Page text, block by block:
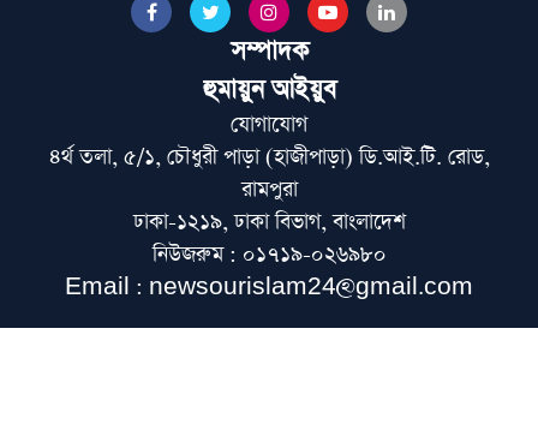
সফলভাবে সম্পন্ন হলো ৭ দিনব্যাপী ‘তাহকীকুন
নুসূস’ কোর্স ও সনদ বিতরণ
রাজনীতির আত্মা কোথায় হারাল?
বাংলাদেশে আসছেন দুই আন্তর্জাতিক ইসলামিক
সম্পাদক
হুমায়ুন আইয়ুব
যোগাযোগ
৪র্থ তলা, ৫/১, চৌধুরী পাড়া (হাজীপাড়া) ডি.আই.টি. রোড,
রামপুরা
ঢাকা-১২১৯, ঢাকা বিভাগ, বাংলাদেশ
নিউজরুম : ০১৭১৯-০২৬৯৮০
Email : newsourislam24@gmail.com